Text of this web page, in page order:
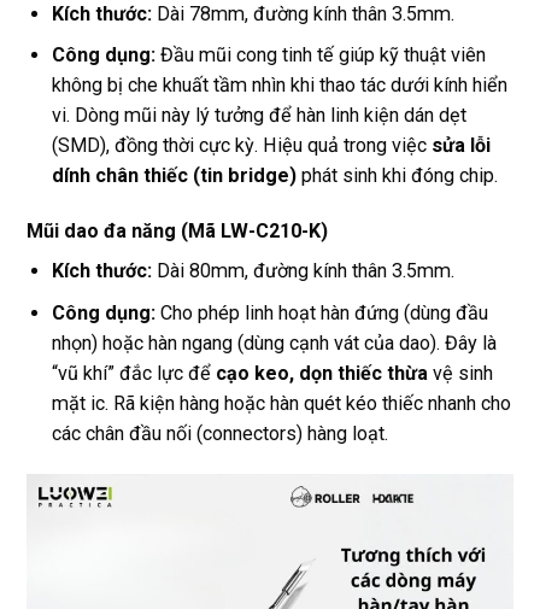
Kích thước: Dài 78mm, đường kính thân 3.5mm.
Công dụng: Đầu mũi cong tinh tế giúp kỹ thuật viên
không bị che khuất tầm nhìn khi thao tác dưới kính hiển
vi. Dòng mũi này lý tưởng để hàn linh kiện dán dẹt
(SMD), đồng thời cực kỳ. Hiệu quả trong việc sửa lỗi
dính chân thiếc (tin bridge) phát sinh khi đóng chip.
Mũi dao đa năng (Mã LW-C210-K)
Kích thước: Dài 80mm, đường kính thân 3.5mm.
Công dụng: Cho phép linh hoạt hàn đứng (dùng đầu
nhọn) hoặc hàn ngang (dùng cạnh vát của dao). Đây là
“vũ khí” đắc lực để cạo keo, dọn thiếc thừa vệ sinh
mặt ic. Rã kiện hàng hoặc hàn quét kéo thiếc nhanh cho
các chân đầu nối (connectors) hàng loạt.